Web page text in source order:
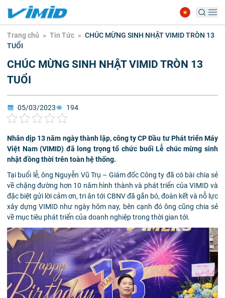
Trang chủ » Tin Tức » CHÚC MỪNG SINH NHẬT VIMID TRÒN 13
TUỔI
CHÚC MỪNG SINH NHẬT VIMID TRÒN 13
TUỔI
05/03/2023 194
Nhân dịp 13 năm ngày thành lập, công ty CP Đầu tư Phát triển Máy
Việt Nam (VIMID) đã long trọng tổ chức buổi Lễ chúc mừng sinh
nhật đồng thời trên toàn hệ thống.
Tại buổi lễ, ông Nguyễn Vũ Trụ – Giám đốc Công ty đã có bài chia sẻ
về chặng đường hơn 10 năm hình thành và phát triển của VIMID và
đặc biệt gửi lời cảm ơn, tri ân tới CBNV đã gắn bó, đoàn kết và nỗ lực
xây dựng VIMID như ngày hôm nay, bên cạnh đó ông cũng chia sẻ
về mục tiêu phát triển của doanh nghiệp trong thời gian tới.